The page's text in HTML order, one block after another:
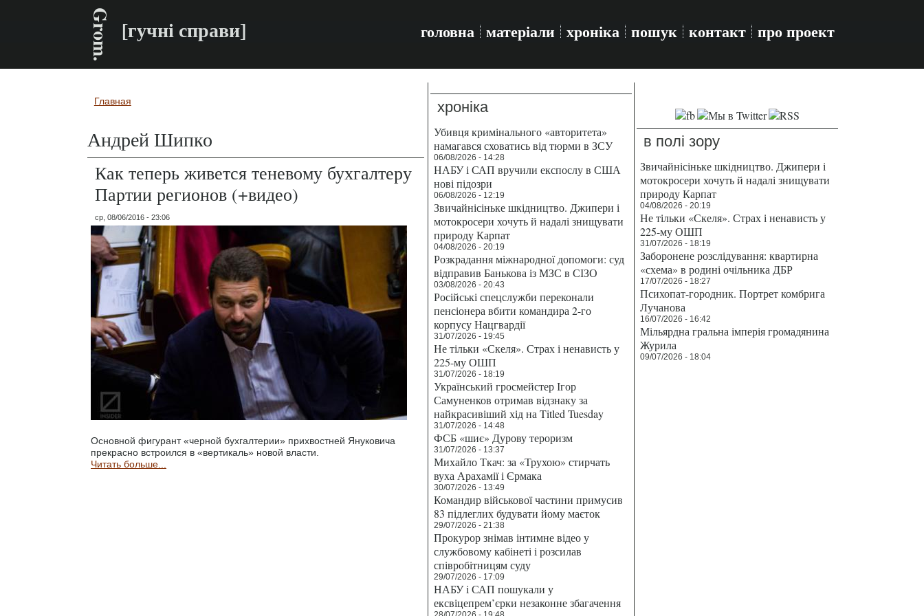
Grom. [гучні справи] головна матеріали хроніка пошук контакт про проект
Вы здесь
Главная
Андрей Шипко
Как теперь живется теневому бухгалтеру
Партии регионов (+видео)
ср, 08/06/2016 - 23:06
Основной фигурант «черной бухгалтерии» прихвостней Януковича
прекрасно встроился в «вертикаль» новой власти.
Читать больше...
хроніка
Убивця кримінального «авторитета»
намагався сховатись від тюрми в ЗСУ
06/08/2026 - 14:28
НАБУ і САП вручили експослу в США
нові підозри
06/08/2026 - 12:19
Звичайнісіньке шкідництво. Джипери і
мотокросери хочуть й надалі знищувати
природу Карпат
04/08/2026 - 20:19
Розкрадання міжнародної допомоги: суд
відправив Банькова із МЗС в СІЗО
03/08/2026 - 20:43
Російські спецслужби переконали
пенсіонера вбити командира 2-го
корпусу Нацгвардії
31/07/2026 - 19:45
Не тільки «Скеля». Страх і ненависть у
225-му ОШП
31/07/2026 - 18:19
Український гросмейстер Ігор
Самуненков отримав відзнаку за
найкрасивіший хід на Titled Tuesday
31/07/2026 - 14:48
ФСБ «шиє» Дурову тероризм
31/07/2026 - 13:37
Михайло Ткач: за «Трухою» стирчать
вуха Арахамії і Єрмака
30/07/2026 - 13:49
Командир військової частини примусив
83 підлеглих будувати йому маєток
29/07/2026 - 21:38
Прокурор знімав інтимне відео у
службовому кабінеті і розсилав
співробітницям суду
29/07/2026 - 17:09
НАБУ і САП пошукали у
ексвіцепрем’єрки незаконне збагачення
в полі зору
Звичайнісіньке шкідництво. Джипери і
мотокросери хочуть й надалі знищувати
природу Карпат
04/08/2026 - 20:19
Не тільки «Скеля». Страх і ненависть у
225-му ОШП
31/07/2026 - 18:19
Заборонене розслідування: квартирна
«схема» в родині очільника ДБР
17/07/2026 - 18:27
Психопат-городник. Портрет комбрига
Лучанова
16/07/2026 - 16:42
Мільярдна гральна імперія громадянина
Журила
09/07/2026 - 18:04